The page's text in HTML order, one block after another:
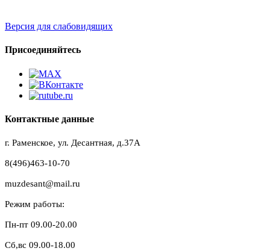
Версия для слабовидящих
Присоединяйтесь
Контактные данные
г. Раменское, ул. Десантная, д.37A
8(496)463-10-70
muzdesant@mail.ru
Режим работы:
Пн-пт 09.00-20.00
Сб,вс 09.00-18.00